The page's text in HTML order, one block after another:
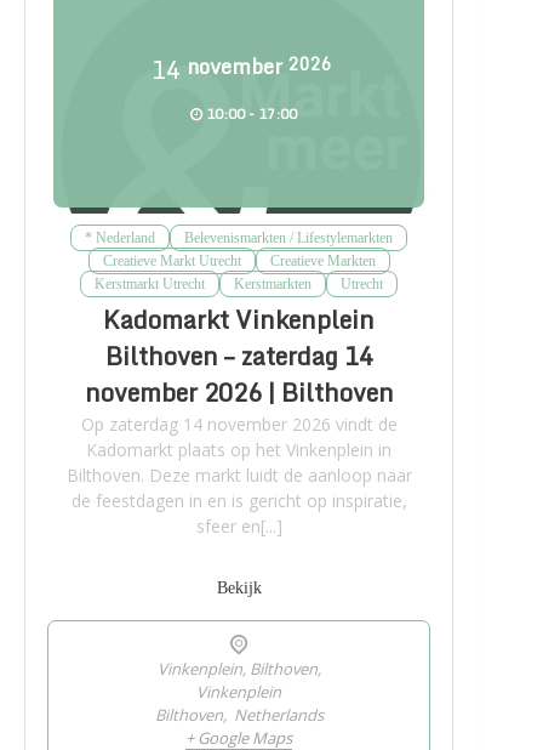
14 november 2026
10:00 - 17:00
* Nederland
Belevenismarkten / Lifestylemarkten
Creatieve Markt Utrecht
Creatieve Markten
Kerstmarkt Utrecht
Kerstmarkten Utrecht
Kadomarkt Vinkenplein
Bilthoven – zaterdag 14
november 2026 | Bilthoven
Op zaterdag 14 november 2026 vindt de
Kadomarkt plaats op het Vinkenplein in
Bilthoven. Deze markt luidt de aanloop naar
de feestdagen in en is gericht op inspiratie,
sfeer en[...]
Bekijk
Vinkenplein, Bilthoven,
Vinkenplein
Bilthoven, Netherlands
+ Google Maps